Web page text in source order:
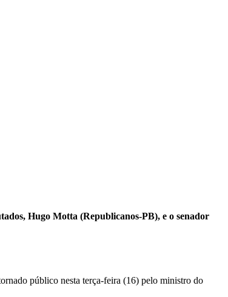
Hugo Motta (Republicanos-PB), e o senador
público nesta terça-feira (16) pelo ministro do